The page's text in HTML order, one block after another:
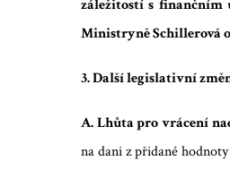
záležitostí s finančním
Ministryně Schillerová
3. Další legislativní
A. Lhůta pro vrácení
na dani z přidané